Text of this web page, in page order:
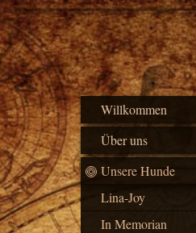
Willkommen
Über uns
Unsere Hunde
Lina-Joy
In Memorian